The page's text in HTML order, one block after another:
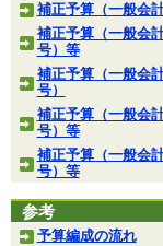
補正予算（一般会計
補正予算（一般会
号）等
補正予算（一般会
号）
補正予算（一般会
号）等
補正予算（一般会
号）等
参考
予算編成の流れ